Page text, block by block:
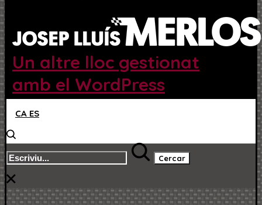
Un altre lloc gestionat
amb el WordPress
CA ES
Cercar